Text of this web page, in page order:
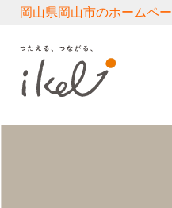
岡山県岡山市のホームペ